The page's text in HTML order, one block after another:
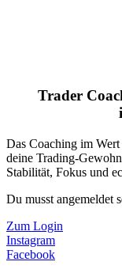
Trader
Das Coaching im
deine Trading-
Stabilität, Fokus und
Du musst angemeldet
Zum Login
Instagram
Facebook